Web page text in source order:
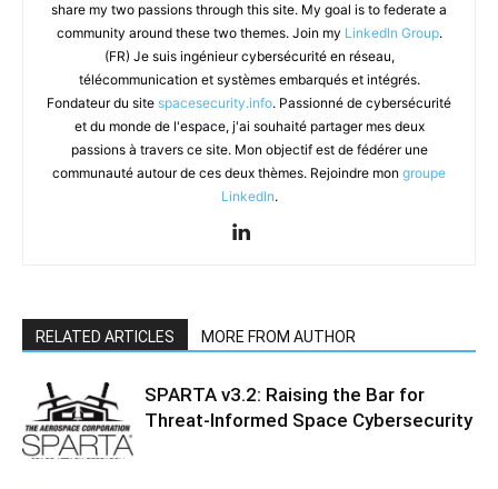
share my two passions through this site. My goal is to federate a
community around these two themes. Join my LinkedIn Group.
(FR) Je suis ingénieur cybersécurité en réseau,
télécommunication et systèmes embarqués et intégrés.
Fondateur du site spacesecurity.info. Passionné de cybersécurité
et du monde de l'espace, j'ai souhaité partager mes deux
passions à travers ce site. Mon objectif est de fédérer une
communauté autour de ces deux thèmes. Rejoindre mon groupe
LinkedIn.
RELATED ARTICLES MORE FROM AUTHOR
SPARTA v3.2: Raising the Bar for
Threat‑Informed Space Cybersecurity